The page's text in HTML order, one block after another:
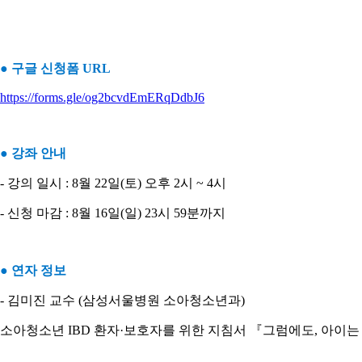
● 구글 신청폼 URL
https://forms.gle/og2bcvdEmERqDdbJ6
● 강좌 안내
- 강의 일시 : 8월 22일(토) 오후 2시 ~ 4시
- 신청 마감 : 8월 16일(일) 23시 59분까지
● 연자 정보
- 김미진 교수 (삼성서울병원 소아청소년과)
소아청소년 IBD 환자·보호자를 위한 지침서 『그럼에도, 아이는